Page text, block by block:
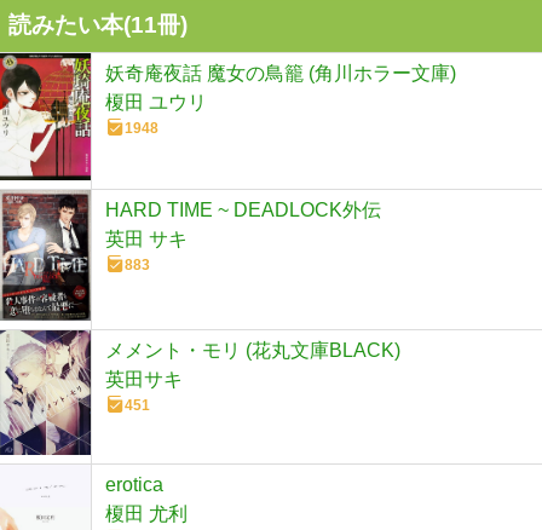
読みたい本(11冊)
妖奇庵夜話 魔女の鳥籠 (角川ホラー文庫)
榎田 ユウリ
1948
HARD TIME ~ DEADLOCK外伝
英田 サキ
883
メメント・モリ (花丸文庫BLACK)
英田サキ
451
erotica
榎田 尤利